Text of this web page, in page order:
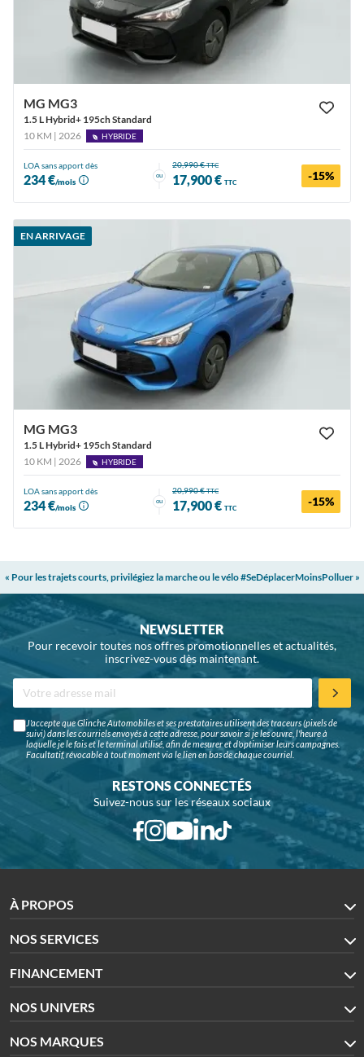
MG MG3
1.5 L Hybrid+ 195ch Standard
10 KM | 2026
HYBRIDE
LOA sans apport dès
234 €/mois
ou
20,990 €TTC
17,900 € TTC -15%
EN ARRIVAGE
MG MG3
1.5 L Hybrid+ 195ch Standard
10 KM | 2026
HYBRIDE
LOA sans apport dès
234 €/mois
ou
20,990 €TTC
17,900 € TTC -15%
« Pour les trajets courts, privilégiez la marche ou le vélo #SeDéplacerMoinsPolluer »
NEWSLETTER
Pour recevoir toutes nos offres promotionnelles et actualités,
inscrivez-vous dès maintenant.
J'accepte que Glinche Automobiles et ses prestataires utilisent des traceurs (pixels de
suivi) dans les courriels envoyés à cette adresse, pour savoir si je les ouvre, l'heure à
laquelle je le fais et le terminal utilisé, afin de mesurer et d'optimiser leurs campagnes.
Facultatif, révocable à tout moment via le lien en bas de chaque courriel.
RESTONS CONNECTÉS
Suivez-nous sur les réseaux sociaux
À PROPOS
NOS SERVICES
FINANCEMENT
NOS UNIVERS
NOS MARQUES